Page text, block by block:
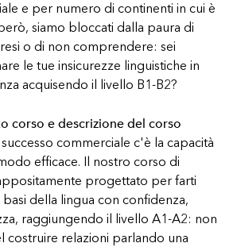
e per numero di continenti in cui è
siamo bloccati dalla paura di
o di non comprendere: sei
le tue insicurezze linguistiche in
acquisendo il livello B1-B2?
corso e descrizione del corso
commerciale c'è la capacità
efficace. Il nostro corso di
progettato per farti
della lingua con confidenza,
raggiungendo il livello A1-A2: non
costruire relazioni parlando una